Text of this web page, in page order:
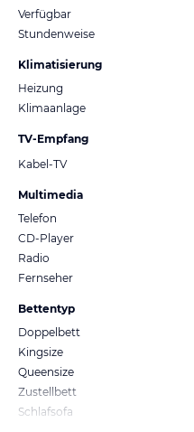
Verfügbar
Stundenweise
Klimatisierung
Heizung
Klimaanlage
TV-Empfang
Kabel-TV
Multimedia
Telefon
CD-Player
Radio
Fernseher
Bettentyp
Doppelbett
Kingsize
Queensize
Zustellbett
Schlafsofa